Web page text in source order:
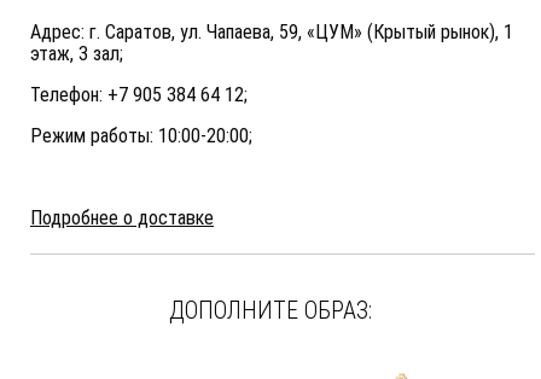
Адрес: г. Саратов, ул. Чапаева, 59, «ЦУМ» (Крытый рынок), 1
этаж, 3 зал;
Телефон: +7 905 384 64 12;
Режим работы: 10:00-20:00;
Подробнее о доставке
ДОПОЛНИТЕ ОБРАЗ: